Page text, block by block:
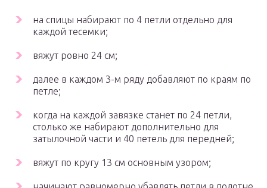
на спицы набирают по 4 петли отдельно для
каждой тесемки;
вяжут ровно 24 см;
далее в каждом 3-м ряду добавляют по краям по
петле;
когда на каждой завязке станет по 24 петли,
столько же набирают дополнительно для
затылочной части и 40 петель для передней;
вяжут по кругу 13 см основным узором;